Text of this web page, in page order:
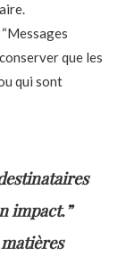
que les
qui sont
impact.”